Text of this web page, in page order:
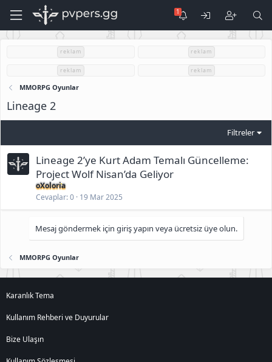
reklam reklam
reklam reklam
MMORPG Oyunlar
Lineage 2
Filtreler
Lineage 2’ye Kurt Adam Temalı Güncelleme:
Project Wolf Nisan’da Geliyor
oXoloria
Cevaplar 0 19 Mar 2025
Mesaj göndermek için giriş yapın veya ücretsiz üye olun.
MMORPG Oyunlar
Karanlık Tema
Kullanım Rehberi ve Duyurular
Bize Ulaşın